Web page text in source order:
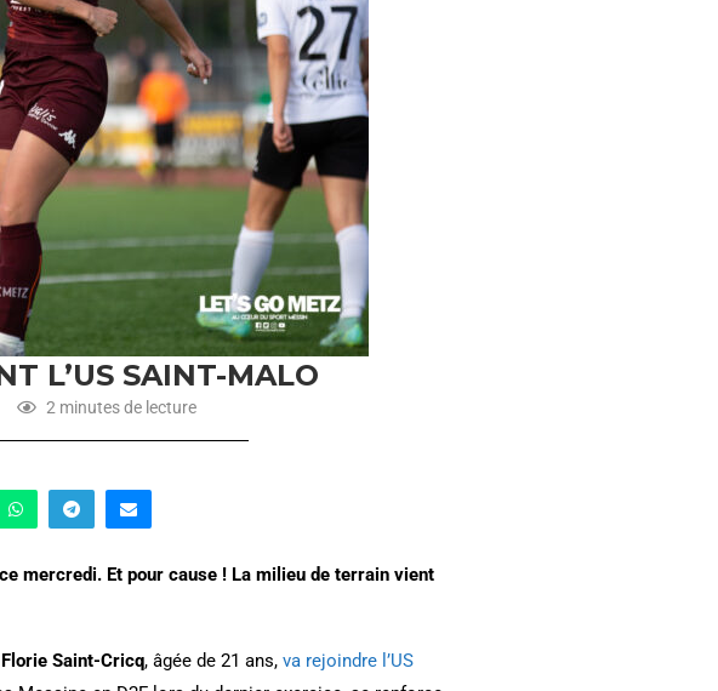
L’US SAINT-MALO
2 minutes de lecture
mercredi. Et pour cause ! La milieu de terrain vient
Florie Saint-Cricq, âgée de 21 ans, va rejoindre l’US